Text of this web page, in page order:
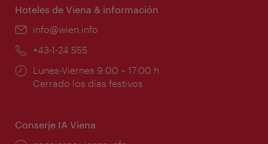
Hoteles de Viena & información
e-
info@wien.info
Teléfono:
+43-1-24 555
Horarios
de
Lunes-Viernes 9:00 – 17:00 h
Cerrado los días festivos
Conserje IA Viena